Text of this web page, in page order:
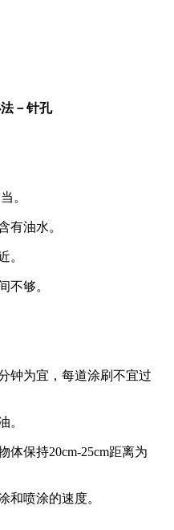
－针孔
。
有油水。
。
不够。
钟为宜，每道涂刷不宜过
。
体保持20cm-25cm距离为
和喷涂的速度。